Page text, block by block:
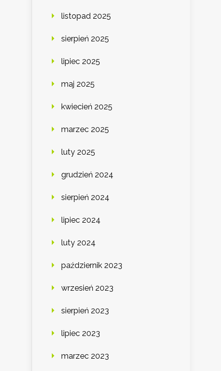
listopad 2025
sierpień 2025
lipiec 2025
maj 2025
kwiecień 2025
marzec 2025
luty 2025
grudzień 2024
sierpień 2024
lipiec 2024
luty 2024
październik 2023
wrzesień 2023
sierpień 2023
lipiec 2023
marzec 2023